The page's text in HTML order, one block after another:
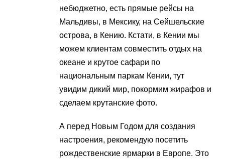
небюджетно, есть прямые рейсы на
Мальдивы, в Мексику, на Сейшельские
острова, в Кению. Кстати, в Кении мы
можем клиентам совместить отдых на
океане и крутое сафари по
национальным паркам Кении, тут
увидим дикий мир, покормим жирафов и
сделаем крутанские фото.
А перед Новым Годом для создания
настроения, рекомендую посетить
рождественские ярмарки в Европе. Это